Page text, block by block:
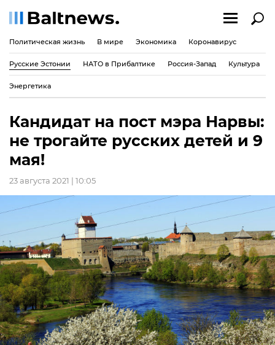
Политическая жизнь В мире Экономика Коронавирус
Русские Эстонии НАТО в Прибалтике Россия-Запад Культура
Энергетика
Кандидат на пост мэра Нарвы:
не трогайте русских детей и 9
мая!
23 августа 2021 | 10:05